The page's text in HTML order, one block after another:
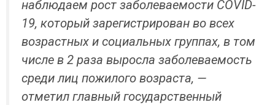
наблюдаем рост заболеваемости COVID-
19, который зарегистрирован во всех
возрастных и социальных группах, в том
числе в 2 раза выросла заболеваемость
среди лиц пожилого возраста, —
отметил главный государственный